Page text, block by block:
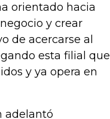
orientado hacia
y crear
de acercarse al
esta filial que
y ya opera en
adelantó